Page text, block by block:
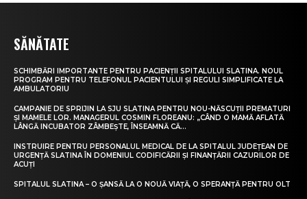
SĂNĂTATE
SCHIMBĂRI IMPORTANTE PENTRU PACIENȚII SPITALULUI SLATINA. NOUL
PROGRAM PENTRU TELEFONUL PACIENTULUI ȘI REGULI SIMPLIFICATE LA
AMBULATORIU
CAMPANIE DE SPRIJIN LA SJU SLATINA PENTRU NOU-NĂSCUȚII PREMATURI
ȘI MAMELE LOR. MANAGERUL COSMIN FLOREANU: „CÂND O MAMĂ AFLATĂ
LÂNGĂ INCUBATOR ZÂMBEȘTE, ÎNSEAMNĂ CĂ...
INSTRUIRE PENTRU PERSONALUL MEDICAL DE LA SPITALUL JUDEȚEAN DE
URGENȚĂ SLATINA ÎN DOMENIUL CODIFICĂRII ȘI FINANȚĂRII CAZURILOR DE
ACUȚI
SPITALUL SLATINA – O ȘANSĂ LA O NOUĂ VIAȚĂ, O SPERANȚĂ PENTRU OLT